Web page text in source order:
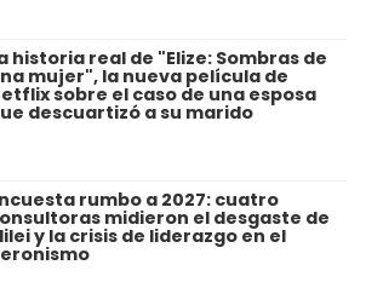
historia real de "Elize: Sombras de
mujer", la nueva película de
sobre el caso de una esposa
descuartizó a su marido
rumbo a 2027: cuatro
midieron el desgaste de
y la crisis de liderazgo en el